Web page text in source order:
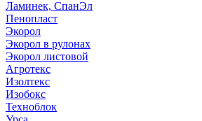
Ламинек, СпанЭл
Пенопласт
Экорол
Экорол в рулонах
Экорол листовой
Агротекс
Изолтекс
Изобокс
Техноблок